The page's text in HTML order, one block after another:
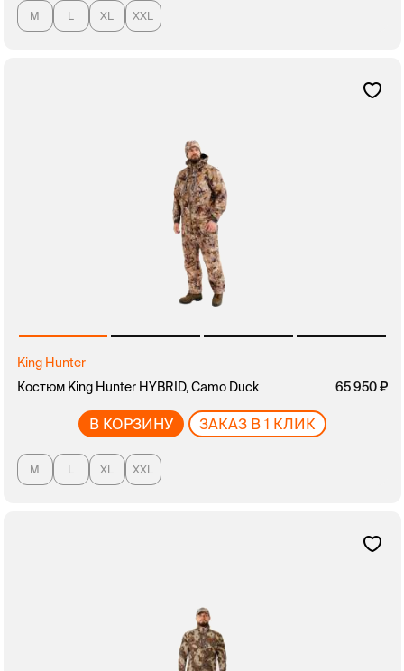
M L XL XXL
King Hunter
Костюм King Hunter HYBRID, Camo Duck
65 950
В КОРЗИНУ ЗАКАЗ В 1 КЛИК
M L XL XXL